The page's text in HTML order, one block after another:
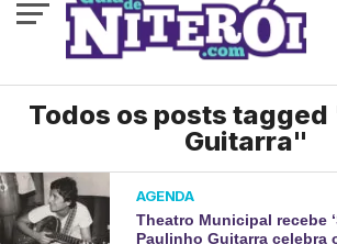
Todos os posts
Guitarra"
AGENDA
Theatro Municipal recebe
Paulinho Guitarra celebra